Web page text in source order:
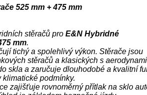
525 mm + 475 mm
stěračů pro E&N Hybridné
mm.
tichý a spolehlivý výkon. Stěrače jsou
stěračů a klasických s
skla a zaručuje dlouhodobé a kvalitní
klimatické podmínky.
zajišťuje rovnoměrný přítlak na sklo